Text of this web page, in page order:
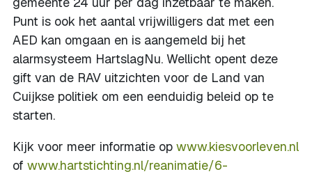
Punt is ook het aantal vrijwilligers dat met een
AED kan omgaan en is aangemeld bij het
alarmsysteem HartslagNu. Wellicht opent deze
gift van de RAV uitzichten voor de Land van
Cuijkse politiek om een eenduidig beleid op te
starten.
Kijk voor meer informatie op www.kiesvoorleven.nl
of www.hartstichting.nl/reanimatie/6-